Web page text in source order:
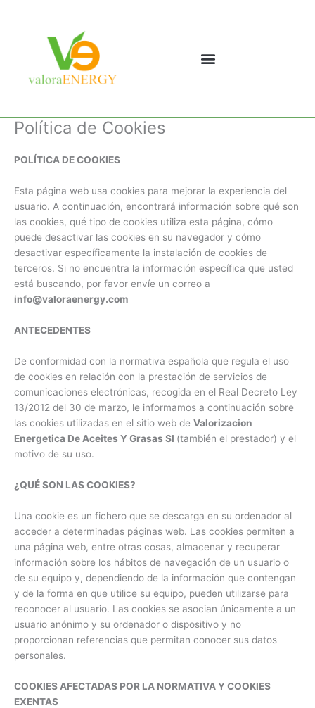
Política de Cookies
POLÍTICA DE COOKIES
Esta página web usa cookies para mejorar la experiencia del
usuario. A continuación, encontrará información sobre qué son
las cookies, qué tipo de cookies utiliza esta página, cómo
puede desactivar las cookies en su navegador y cómo
desactivar específicamente la instalación de cookies de
terceros. Si no encuentra la información específica que usted
está buscando, por favor envíe un correo a
info@valoraenergy.com
ANTECEDENTES
De conformidad con la normativa española que regula el uso
de cookies en relación con la prestación de servicios de
comunicaciones electrónicas, recogida en el Real Decreto Ley
13/2012 del 30 de marzo, le informamos a continuación sobre
las cookies utilizadas en el sitio web de Valorizacion
Energetica De Aceites Y Grasas Sl (también el prestador) y el
motivo de su uso.
¿QUÉ SON LAS COOKIES?
Una cookie es un fichero que se descarga en su ordenador al
acceder a determinadas páginas web. Las cookies permiten a
una página web, entre otras cosas, almacenar y recuperar
información sobre los hábitos de navegación de un usuario o
de su equipo y, dependiendo de la información que contengan
y de la forma en que utilice su equipo, pueden utilizarse para
reconocer al usuario. Las cookies se asocian únicamente a un
usuario anónimo y su ordenador o dispositivo y no
proporcionan referencias que permitan conocer sus datos
personales.
COOKIES AFECTADAS POR LA NORMATIVA Y COOKIES
EXENTAS